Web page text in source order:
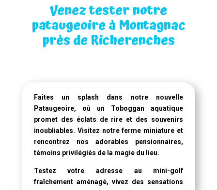
Venez tester notre
pataugeoire à Montagnac
près de Richerenches
Faites un splash dans notre nouvelle
Pataugeoire, où un Toboggan aquatique
promet des éclats de rire et des souvenirs
inoubliables. Visitez notre ferme miniature et
rencontrez nos adorables pensionnaires,
témoins privilégiés de la magie du lieu.
Testez votre adresse au mini-golf
fraîchement aménagé, vivez des sensations